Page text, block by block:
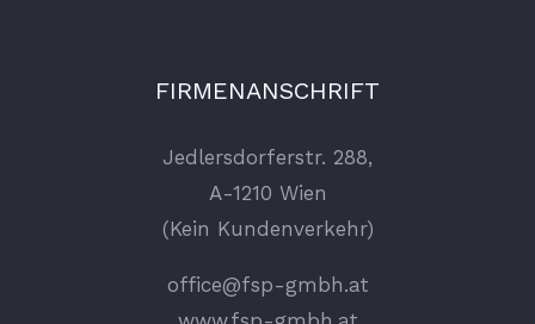
FIRMENANSCHRIFT
Jedlersdorferstr. 288,
A-1210 Wien
(Kein Kundenverkehr)
office@fsp-gmbh.at